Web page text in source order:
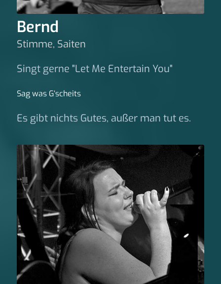
Bernd
Stimme, Saiten
Singt gerne "Let Me Entertain You"
Sag was G‘scheits
Es gibt nichts Gutes, außer man tut es.